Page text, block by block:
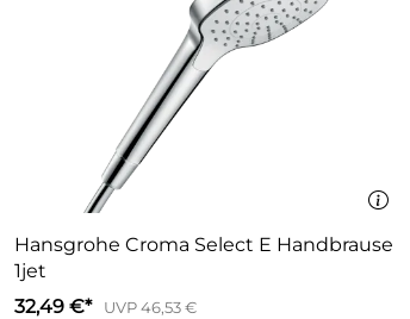
Hansgrohe Croma Select E Handbrause
1jet
32,49 €*
UVP 46,53 €